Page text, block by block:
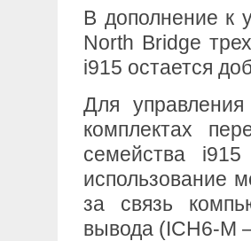
В дополнение к
North Bridge
i915 остается
Для
комплектах
семейства
использование
за связь
вывода (ICH6-M